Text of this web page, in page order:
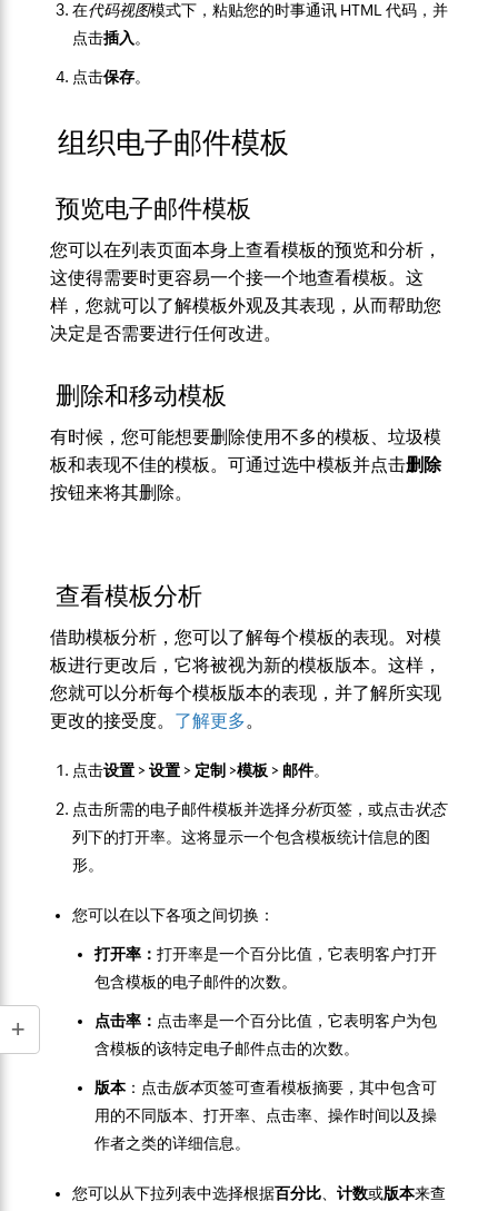
在代码视图模式下，粘贴您的时事通讯 HTML 代码，并
点击插入 。
点击保存。
组织电子邮件模板
预览电子邮件模板
您可以在列表页面本身上查看模板的预览和分析，
这使得需要时更容易一个接一个地查看模板。这
样，您就可以了解模板外观及其表现，从而帮助您
决定是否需要进行任何改进。
删除和移动模板
有时候，您可能想要删除使用不多的模板、垃圾模
板和表现不佳的模板。可通过选中模板并点击删除
按钮来将其删除。
查看模板分析
借助模板分析，您可以了解每个模板的表现。对模
板进行更改后，它将被视为新的模板版本。这样，
您就可以分析每个模板版本的表现，并了解所实现
更改的接受度。 了解更多。
点击设置>设置> 定制 >模板 > 邮件。
点击所需的电子邮件模板并选择分析页签，或点击状态
列下的打开率。这将显示一个包含模板统计信息的图
形。
您可以在以下各项之间切换：
打开率： 打开率是一个百分比值，它表明客户打开
包含模板的电子邮件的次数。
点击率： 点击率是一个百分比值，它表明客户为包
含模板的该特定电子邮件点击的次数。
版本：点击版本页签可查看模板摘要，其中包含可
用的不同版本、打开率、点击率、操作时间以及操
作者之类的详细信息。
您可以从下拉列表中选择根据百分比、 计数或版本来查